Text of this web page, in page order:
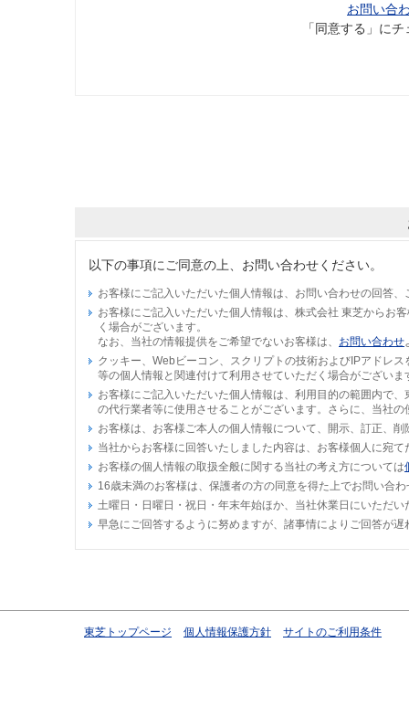
お問い合
「同意する」に
以下の事項にご同意の上、お問い合わせください。
お客様にご記入いただいた個人情報は、お問い合わせの回答
お客様にご記入いただいた個人情報は、株式会社 東芝からお
く場合がございます。
なお、当社の情報提供をご希望でないお客様は、 お問い合わせ
クッキー、Webビーコン、スクリプトの技術およびIPアドレ
等の個人情報と関連付けて利用させていただく場合がございま
お客様にご記入いただいた個人情報は、利用目的の範囲内で
の代行業者等に使用させることがございます。さらに、当社
お客様は、お客様ご本人の個人情報について、開示、訂正、
当社からお客様に回答いたしました内容は、お客様個人に宛
お客様の個人情報の取扱全般に関する当社の考え方については
16歳未満のお客様は、保護者の方の同意を得た上でお問い合
土曜日・日曜日・祝日・年末年始ほか、当社休業日にいただ
早急にご回答するように努めますが、諸事情によりご回答が
東芝トップページ 個人情報保護方針 サイトのご利用条件